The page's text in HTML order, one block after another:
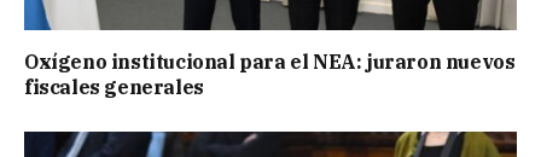
Oxígeno institucional para el NEA: juraron nuevos
fiscales generales